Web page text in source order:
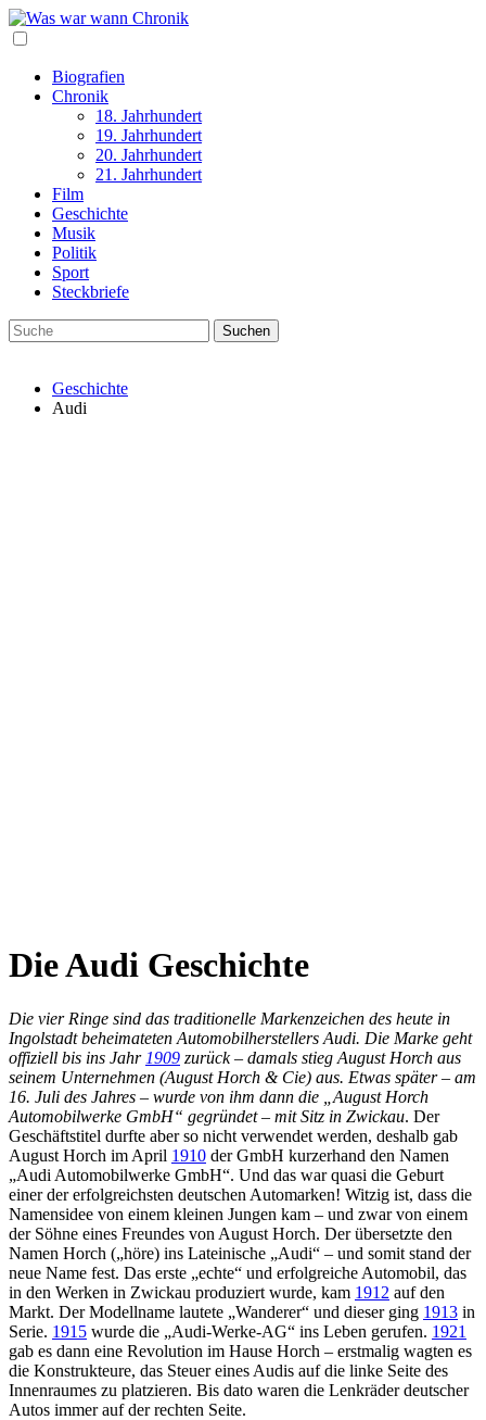
Biografien
Chronik
18. Jahrhundert
19. Jahrhundert
20. Jahrhundert
21. Jahrhundert
Film
Geschichte
Musik
Politik
Sport
Steckbriefe
Geschichte
Audi
Die Audi Geschichte
Die vier Ringe sind das traditionelle Markenzeichen des heute in
Ingolstadt beheimateten Automobilherstellers Audi. Die Marke geht
offiziell bis ins Jahr 1909 zurück – damals stieg August Horch aus
seinem Unternehmen (August Horch & Cie) aus. Etwas später – am
16. Juli des Jahres – wurde von ihm dann die „August Horch
Automobilwerke GmbH“ gegründet – mit Sitz in Zwickau. Der
Geschäftstitel durfte aber so nicht verwendet werden, deshalb gab
August Horch im April 1910 der GmbH kurzerhand den Namen
„Audi Automobilwerke GmbH“. Und das war quasi die Geburt
einer der erfolgreichsten deutschen Automarken! Witzig ist, dass die
Namensidee von einem kleinen Jungen kam – und zwar von einem
der Söhne eines Freundes von August Horch. Der übersetzte den
Namen Horch („höre) ins Lateinische „Audi“ – und somit stand der
neue Name fest. Das erste „echte“ und erfolgreiche Automobil, das
in den Werken in Zwickau produziert wurde, kam 1912 auf den
Markt. Der Modellname lautete „Wanderer“ und dieser ging 1913 in
Serie. 1915 wurde die „Audi-Werke-AG“ ins Leben gerufen. 1921
gab es dann eine Revolution im Hause Horch – erstmalig wagten es
die Konstrukteure, das Steuer eines Audis auf die linke Seite des
Innenraumes zu platzieren. Bis dato waren die Lenkräder deutscher
Autos immer auf der rechten Seite.